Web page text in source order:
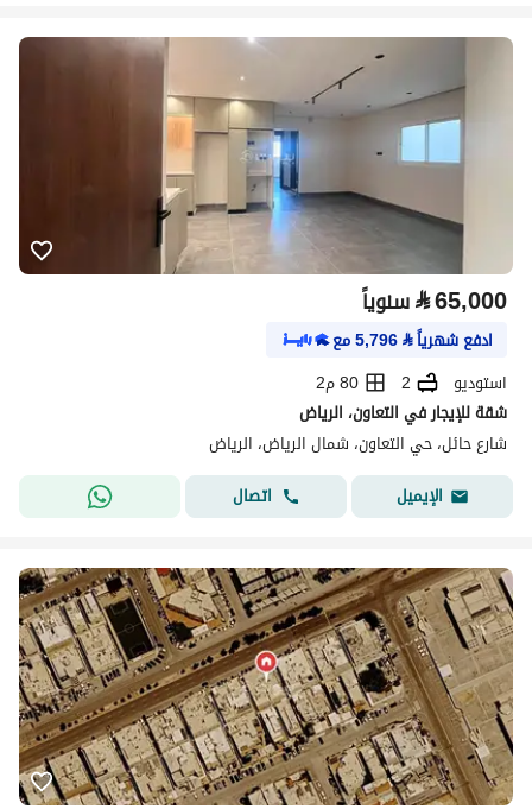
⃁65,000 سنوياً
ادفع شهرياً⃁
5,796مع
استوديو
2
80 م2
شقة للإيجار في التعاون، الرياض
شارع حائل، حي التعاون، شمال الرياض، الرياض
الإيميل
اتصال